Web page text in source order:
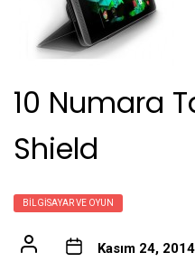
10 Numara
Shield
BILGISAYAR VE OYUN
Kasım 24, 2014